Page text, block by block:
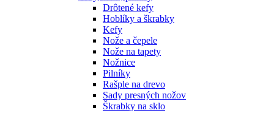
Drôtené kefy
Hoblíky a škrabky
Kefy
Nože a čepele
Nože na tapety
Nožnice
Pilníky
Rašple na drevo
Sady presných nožov
Škrabky na sklo